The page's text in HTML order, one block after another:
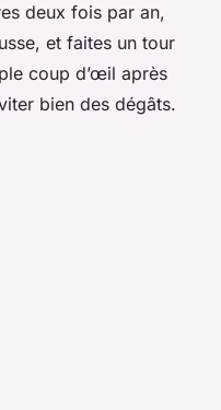
deux fois par an,
et faites un tour
coup d’œil après
bien des dégâts.